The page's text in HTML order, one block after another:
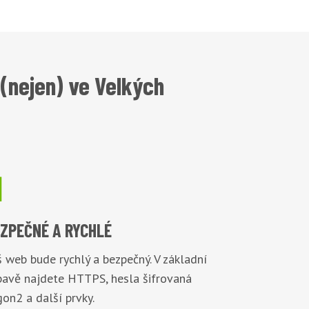
ve Velkých
A RYCHLÉ
web bude rychlý a bezpečný. V základní
najdete HTTPS, hesla šifrovaná
a další prvky.